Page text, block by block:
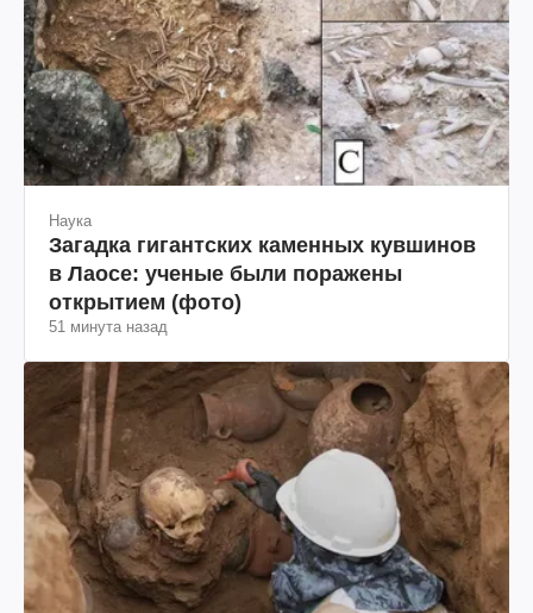
Наука
Загадка гигантских каменных кувшинов
в Лаосе: ученые были поражены
открытием (фото)
51 минута назад